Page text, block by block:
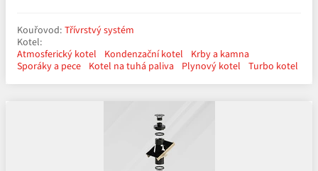
Kouřovod: Třívrstvý systém
Kotel:
Atmosferický kotel
Kondenzační kotel
Krby a kamna
Sporáky a pece Kotel na tuhá paliva Plynový kotel Turbo kotel